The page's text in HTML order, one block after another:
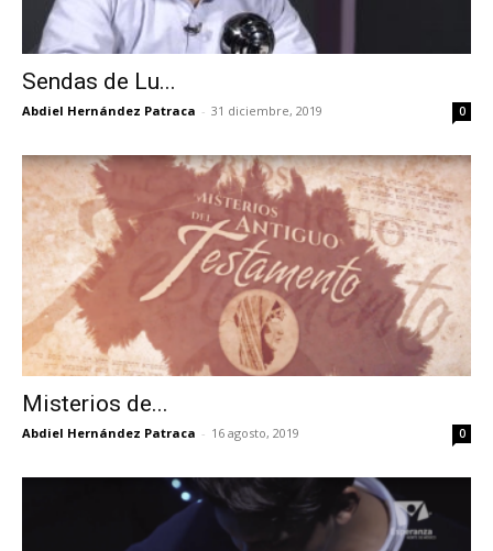
Sendas de Lu...
Abdiel Hernández Patraca - 31 diciembre, 2019 0
Misterios de...
Abdiel Hernández Patraca - 16 agosto, 2019 0